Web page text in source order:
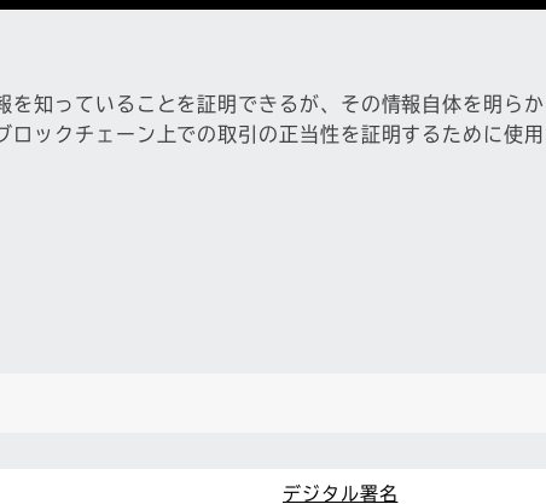
を知っていることを証明できるが、その情報自体を明ら
ックチェーン上での取引の正当性を証明するために使用
デジタル署名